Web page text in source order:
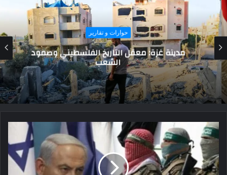
حوارات و تقارير
مدينة غزة: معقل التاريخ الفلسطيني وصمود
الشعب